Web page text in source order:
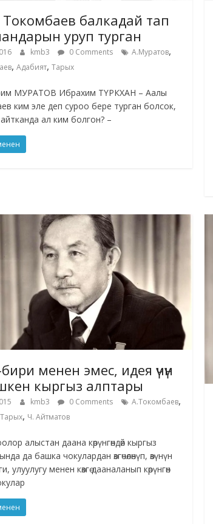
балкадай тап
уруп турган
kmb3 0 Comments А.Муратов,
, Адабият, Тарых
МУРАТОВ Ибрахим ТҮРКХАН – Аалы
ким эле деп суроо бере турган болсок,
ал ким болгон? –
менен эмес, идея үчүн
кыргыз алптары
kmb3 0 Comments А.Токомбаев,
Тарых, Ч. Айтматов
алыстан даана көрүнгөндөй кыргыз
да башка чокулардан өзгөчөлөнүп, өзүнүн
улуулугу менен көзгө дааналанып көрүнгөн